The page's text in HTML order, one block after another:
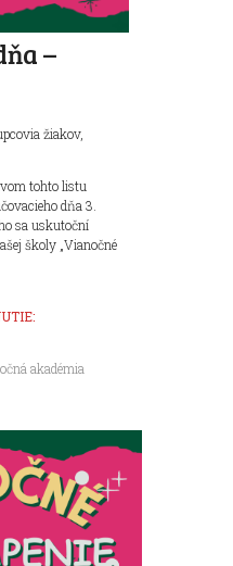
–
žiakov,
tohto listu
dňa 3.
sa uskutoční
školy „Vianočné
akadémia